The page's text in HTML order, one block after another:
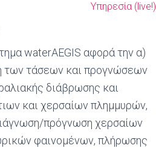
Υπηρεσία (live!)
waterAEGIS αφορά την α)
των τάσεων και προγνώσεων
διάβρωσης και
και χερσαίων πλημμυρών,
πρόγνωση χερσαίων
φαινομένων, πλήρωσης